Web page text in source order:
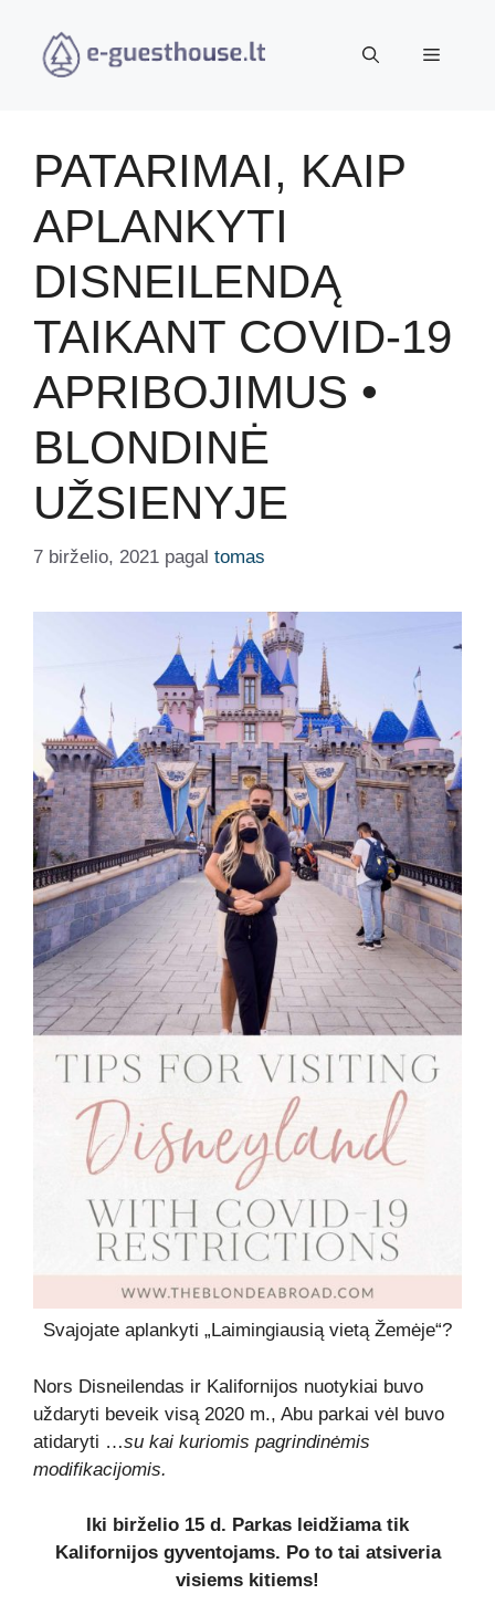
turinio
Meniu
PATARIMAI, KAIP
APLANKYTI
DISNEILENDĄ
TAIKANT COVID-19
APRIBOJIMUS •
BLONDINĖ
UŽSIENYJE
7 birželio, 2021 pagal tomas
Svajojate aplankyti „Laimingiausią vietą Žemėje“?
Nors Disneilendas ir Kalifornijos nuotykiai buvo
uždaryti beveik visą 2020 m., Abu parkai vėl buvo
atidaryti …su kai kuriomis pagrindinėmis
modifikacijomis.
Iki birželio 15 d. Parkas leidžiama tik
Kalifornijos gyventojams. Po to tai atsiveria
visiems kitiems!